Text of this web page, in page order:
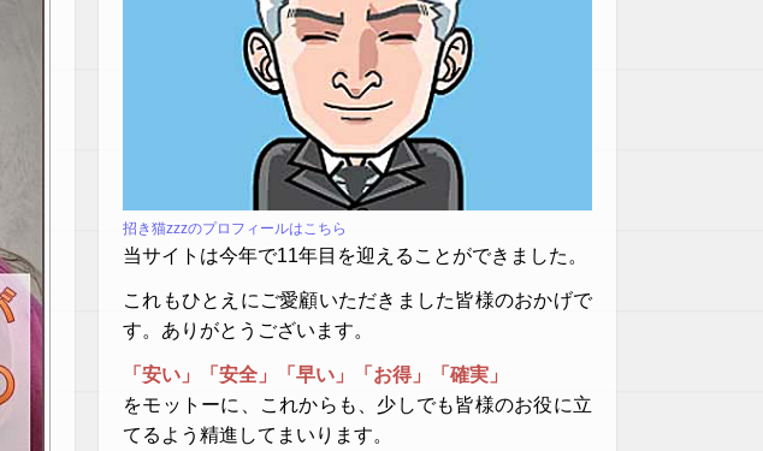
招き猫zzzのプロフィールはこちら
当サイトは今年で11年目を迎えることができました。
これもひとえにご愛顧いただきました皆様のおかげで
す。ありがとうございます。
「安い」「安全」「早い」「お得」「確実」
をモットーに、これからも、少しでも皆様のお役に立
てるよう精進してまいります。